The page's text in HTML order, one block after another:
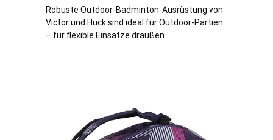
Robuste Outdoor-Badminton-Ausrüstung von
Victor und Huck sind ideal für Outdoor-Partien
– für flexible Einsätze draußen.